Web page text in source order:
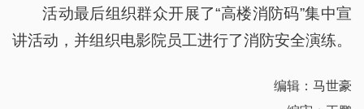
活动最后组织群众开展了“高楼消防码”集中宣
讲活动，并组织电影院员工进行了消防安全演练。
编辑：马世豪